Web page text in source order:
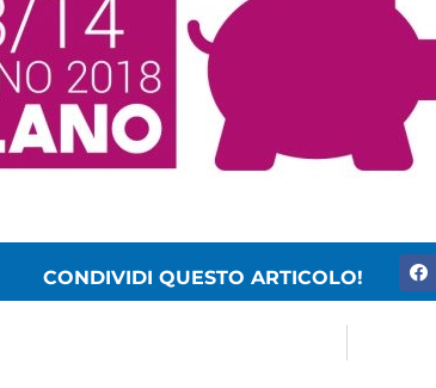
CONDIVIDI QUESTO ARTICOLO!